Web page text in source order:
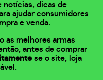
notícias, dicas de
ajudar consumidores
e venda.
as melhores armas
antes de comprar
se o site, loja